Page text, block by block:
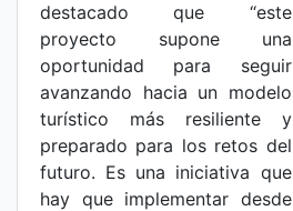
destacado que “este
proyecto supone una
oportunidad para seguir
avanzando hacia un modelo
turístico más resiliente y
preparado para los retos del
futuro. Es una iniciativa que
hay que implementar desde